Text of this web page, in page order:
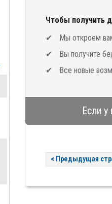
Чтобы получить
Мы откроем
Вы получите
Все новые
Если
< Предыдущая